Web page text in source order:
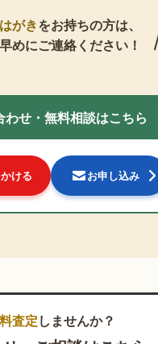
がきをお持ちの方は、
めにご連絡ください！
わせ・無料相談はこちら
ける お申し込み
査定しませんか？